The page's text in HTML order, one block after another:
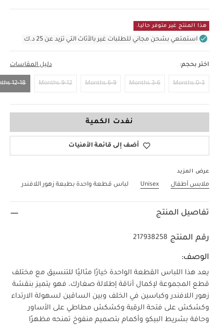
هذا المنتج غير متوفر حاليا.
استمتعي بشحن مجاني للطلبات غير بالأثاث التي تزيد عن 25 د.ك
اختر بحجم: دليل المقاسات
0-3 Months
3-6 Months
6-9 Months
9-12 Months
12-18 Months
نفدت الكمية
أضف إلى قائمة الأمنيات
عرض المزيد
ملابس أطفال Unisex لباس قطعة واحدة بطبعة زهور اللافندر
تفاصيل المنتج
رقم المنتج 217938258
الوصف:
يعد هذا اللباس القطعة الواحدة خيارًا مثاليًا للتنسيق مع مختلف
قطع المجموعة لإكمال أناقة إطلالة صغارك، فهو يتميز بنقشة
زهور اللافندر وكباسين في الخلف وبين الساقين لسهولة الارتداء
وكشكش على فتحة الرقبة وكشكش مطاطي على الأساور
وحافة بشريط البيكو وأكمام بتصميم منفوخ تمنحه مظهرًا